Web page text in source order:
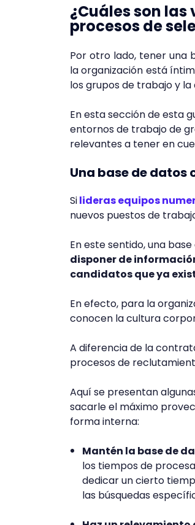
¿Cuáles son
procesos de
Por otro lado, tener una
la organización está
los grupos de trabajo y
En esta sección de esta
entornos de trabajo de
relevantes a tener en
Una base de
Silideras equipos
nuevos puestos de
En este sentido, una
disponer de
candidatos que ya
En efecto, para la
conocen la cultura
A diferencia de la
procesos de
Aquí se presentan
sacarle el máximo
forma interna:
Mantén la base de
los tiempos de
dedicar un cierto
las búsquedas